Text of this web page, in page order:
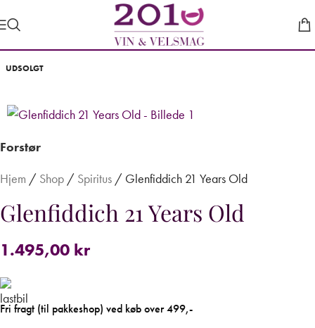
UDSOLGT
Forstør
Hjem / Shop / Spiritus / Glenfiddich 21 Years Old
Glenfiddich 21 Years Old
1.495,00 kr
Fri fragt (til pakkeshop) ved køb over 499,-